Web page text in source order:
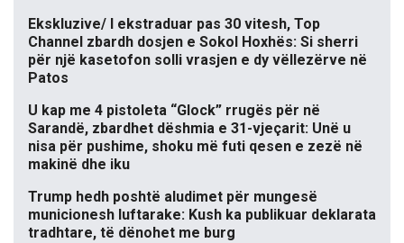
Ekskluzive/ I ekstraduar pas 30 vitesh, Top
Channel zbardh dosjen e Sokol Hoxhës: Si sherri
për një kasetofon solli vrasjen e dy vëllezërve në
Patos
U kap me 4 pistoleta “Glock” rrugës për në
Sarandë, zbardhet dëshmia e 31-vjeçarit: Unë u
nisa për pushime, shoku më futi qesen e zezë në
makinë dhe iku
Trump hedh poshtë aludimet për mungesë
municionesh luftarake: Kush ka publikuar deklarata
tradhtare, të dënohet me burg